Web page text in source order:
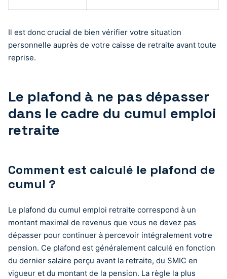
Il est donc crucial de bien vérifier votre situation
personnelle auprès de votre caisse de retraite avant toute
reprise.
Le plafond à ne pas dépasser
dans le cadre du cumul emploi
retraite
Comment est calculé le plafond de
cumul ?
Le plafond du cumul emploi retraite correspond à un
montant maximal de revenus que vous ne devez pas
dépasser pour continuer à percevoir intégralement votre
pension. Ce plafond est généralement calculé en fonction
du dernier salaire perçu avant la retraite, du SMIC en
vigueur et du montant de la pension. La règle la plus